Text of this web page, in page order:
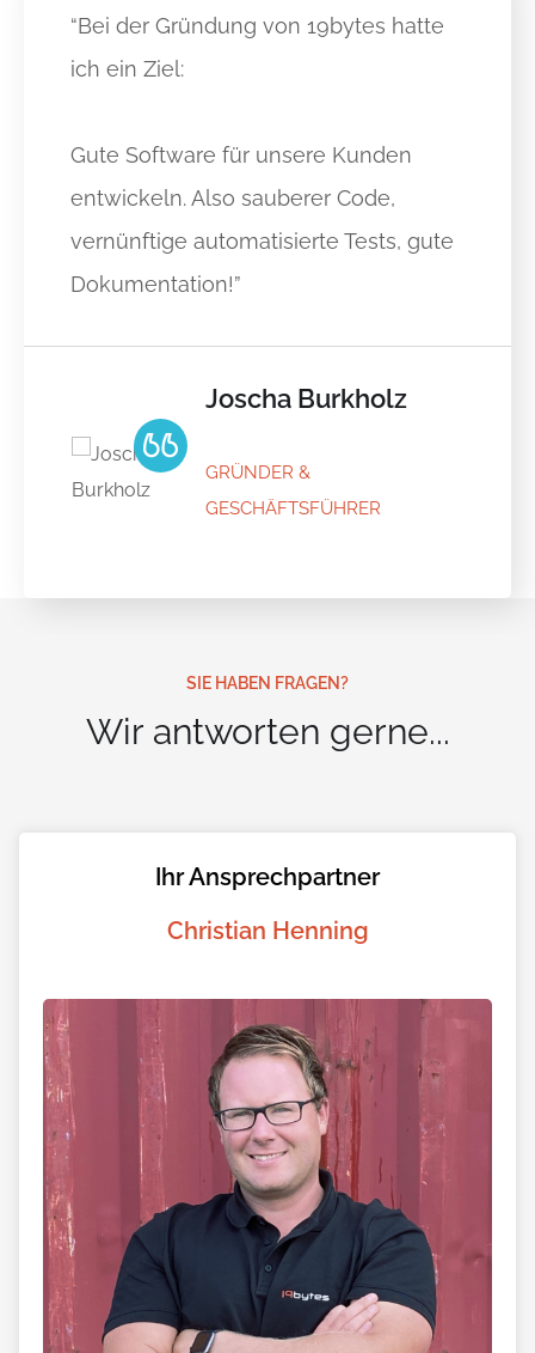
“Bei der Gründung von 19bytes hatte
ich ein Ziel:
Gute Software für unsere Kunden
entwickeln. Also sauberer Code,
vernünftige automatisierte Tests, gute
Dokumentation!”
Joscha Burkholz
GRÜNDER &
GESCHÄFTSFÜHRER
SIE HABEN FRAGEN?
Wir antworten gerne...
Ihr Ansprechpartner
Christian Henning